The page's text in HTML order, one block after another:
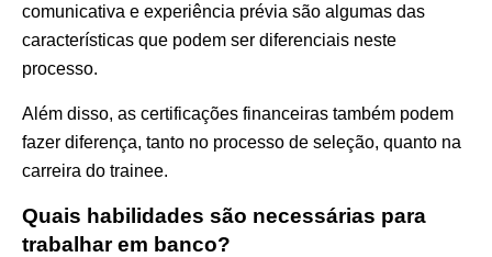
comunicativa e experiência prévia são algumas das
características que podem ser diferenciais neste
processo.
Além disso, as certificações financeiras também podem
fazer diferença, tanto no processo de seleção, quanto na
carreira do trainee.
Quais habilidades são necessárias para
trabalhar em banco?